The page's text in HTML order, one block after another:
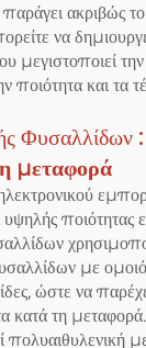
παράγει ακριβώς
να
μεγιστοποιεί την
ποιότητα και τα
Φυσαλλίδων
μεταφορά
υψηλής
με
ώστε να
κατά τη
πολυαιθυλενική